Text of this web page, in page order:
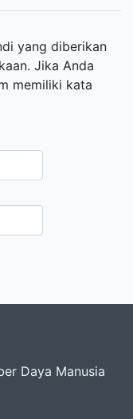
yang diberikan
Jika Anda
memiliki kata
Daya Manusia